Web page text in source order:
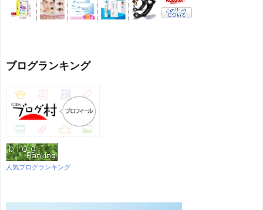
ブログランキング
人気ブログランキング